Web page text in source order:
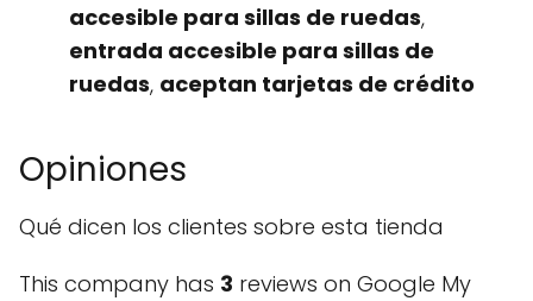
accesible para sillas de ruedas,
entrada accesible para sillas de
ruedas, aceptan tarjetas de crédito
Opiniones
Qué dicen los clientes sobre esta tienda
This company has 3 reviews on Google My